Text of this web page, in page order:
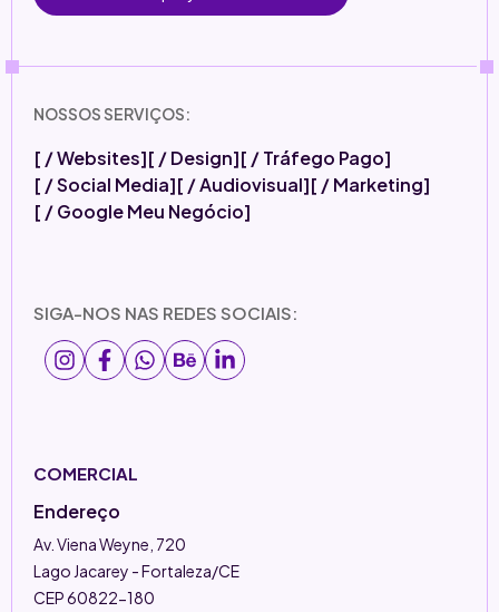
NOSSOS SERVIÇOS:
[ / Websites][ / Design][ / Tráfego Pago]
[ / Social Media][ / Audiovisual][ / Marketing]
[ / Google Meu Negócio]
SIGA-NOS NAS REDES SOCIAIS:
COMERCIAL
Endereço
Av. Viena Weyne, 720
Lago Jacarey - Fortaleza/CE
CEP 60822-180